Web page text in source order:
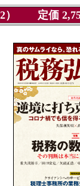
） 定価